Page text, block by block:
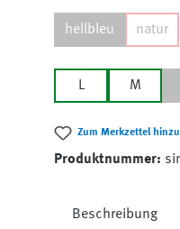
hellbleu natur
L M
Zum Merkzettel
Produktnummer:
Beschreibung